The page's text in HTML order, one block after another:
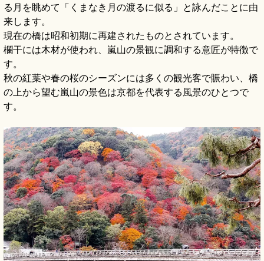
る月を眺めて「くまなき月の渡るに似る」と詠んだことに由
来します。
現在の橋は昭和初期に再建されたものとされています。
欄干には木材が使われ、嵐山の景観に調和する意匠が特徴で
す。
秋の紅葉や春の桜のシーズンには多くの観光客で賑わい、橋
の上から望む嵐山の景色は京都を代表する風景のひとつで
す。